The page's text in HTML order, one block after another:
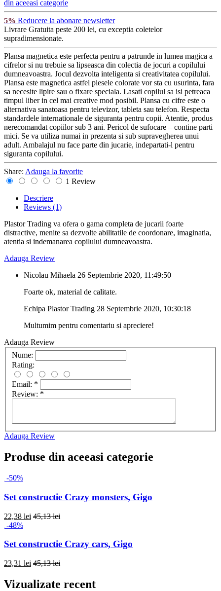
din aceeasi categorie
5% Reducere la abonare newsletter
Livrare Gratuita peste 200 lei, cu exceptia coletelor
supradimensionate.
Plansa magnetica este perfecta pentru a patrunde in lumea magica a
cifrelor si nu trebuie sa lipseasca din colectia de jocuri a copilului
dumneavoastra. Jocul dezvolta inteligenta si creativitatea copilului.
Plansa este magnetica astfel piesele colorate vor sta cu usurinta, fara
sa necesite lipire sau o fixare speciala. Lasati copilul sa isi petreaca
timpul liber in cel mai creative mod posibil. Plansa cu cifre este o
alternativa sanatoasa pentru televizor, tableta sau telefon. Respecta
standardele internationale de siguranta pentru copii. Atentie, produs
nerecomandat copiilor sub 3 ani. Pericol de sufocare – contine parti
mici. Se va utiliza numai in prezenta si sub supravegherea unui
adult. Ambalajul nu face parte din jucarie, indepartati-l pentru
siguranta copilului.
Share: Adauga la favorite
1 Review
Descriere
Reviews (1)
Plastor Trading va ofera o gama completa de jucarii foarte
distractive, menite sa dezvolte abilitatile de coordonare, imaginatia,
atentia si indemanarea copilului dumneavoastra.
Adauga Review
Nicolau Mihaela 26 Septembrie 2020, 11:49:50
Foarte ok, material de calitate.
Echipa Plastor Trading 28 Septembrie 2020, 10:30:18
Multumim pentru comentariu si apreciere!
Adauga Review
Nume:
Rating:
Email: *
Review: *
Adauga Review
Produse din aceeasi categorie
-50%
Set constructie Crazy monsters, Gigo
22,38 lei 45,13 lei
-48%
Set constructie Crazy cars, Gigo
23,31 lei 45,13 lei
Vizualizate recent